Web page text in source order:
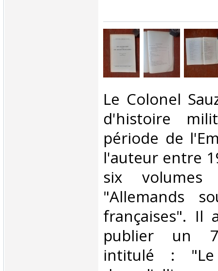
‎Le Colonel
d'histoire
période de
l'auteur entre
six
"Allemands
françaises". Il
publier un
intitulé : "Le